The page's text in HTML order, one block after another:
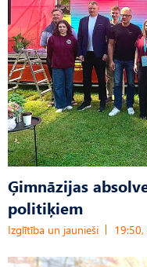
Ģimnāzijas
politiķiem
Izglītība un jaunieši